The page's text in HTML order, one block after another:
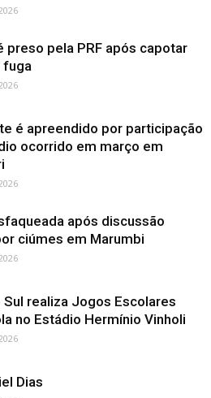
preso pela PRF após capotar
fuga
é apreendido por participação
ocorrido em março em
após discussão
ciúmes em Marumbi
Sul realiza Jogos Escolares
no Estádio Hermínio Vinholi
Dias